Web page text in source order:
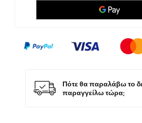
Πότε θα παραλάβω το
παραγγείλω τώρα;